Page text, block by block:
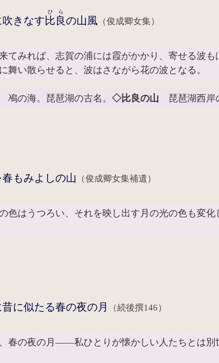
きなす 比良
ひら
の山風 （俊成卿女集）
てみれば、志賀の浦には霞がかかり、寄せる波
舞い散らせると、波はさながら花の波となる。
の海。琵琶湖の古名。 ◇比良の山 琵琶湖西岸
もみよしの山 （俊成卿女集補遺）
色はうつろい、それを映し出す月の光の色も変
に似たる春の夜の月 （続後撰146）
、春の夜の月――私ひとりが懐かしい人たちとは